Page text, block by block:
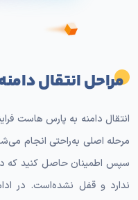
مراحل انتقال
انتقال دامنه به پارس هاست
مرحله اصلی به‌راحتی انجام